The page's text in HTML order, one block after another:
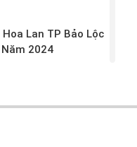
Lan TP Bảo Lộc
2024